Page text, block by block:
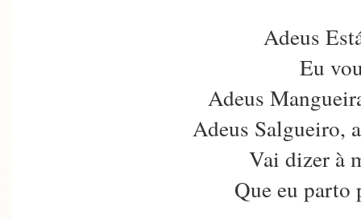
Adeus
Eu
Adeus
Adeus Salgueiro,
Vai dizer à
Que eu parto